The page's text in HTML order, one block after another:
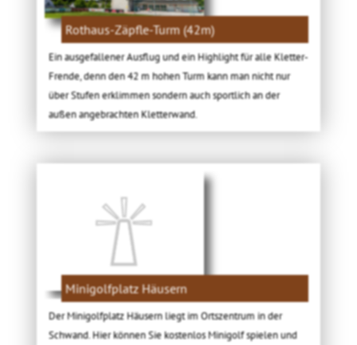
Rothaus-Zäpfle-Turm (42m)
Ein ausgefallener Ausflug und ein Highlight für alle Kletter-
Frende, denn den 42 m hohen Turm kann man nicht nur
über Stufen erklimmen sondern auch sportlich an der
außen angebrachten Kletterwand.
Minigolfplatz Häusern
Der Minigolfplatz Häusern liegt im Ortszentrum in der
Schwand. Hier können Sie kostenlos Minigolf spielen und